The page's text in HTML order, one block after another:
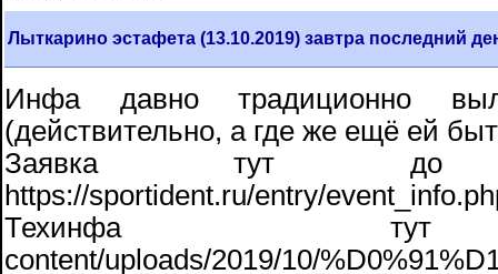
Лыткарино эстафета (13.10.2019) завтра последний
Инфа давно традиционно
(действительно, а где же ещё ей
Заявка тут до
https://sportident.ru/entry/
Техинфа тут
content/uploads/2019/10/